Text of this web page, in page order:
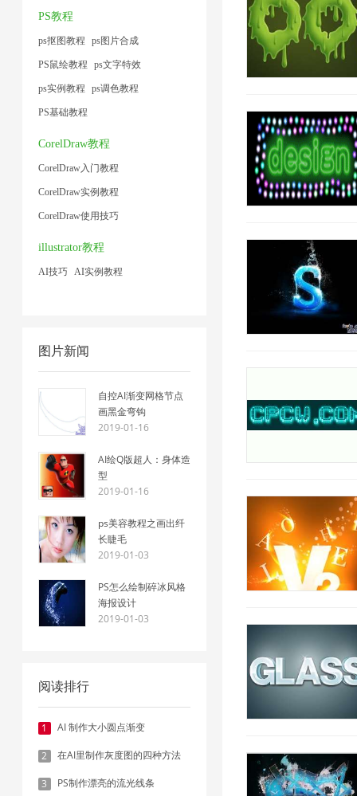
PS教程
ps抠图教程 ps图片合成
PS鼠绘教程 ps文字特效
ps实例教程 ps调色教程
PS基础教程
CorelDraw教程
CorelDraw入门教程
CorelDraw实例教程
CorelDraw使用技巧
illustrator教程
AI技巧 AI实例教程
图片新闻
自控AI渐变网格节点
画黑金弯钩
2019-01-16
AI绘Q版超人：身体造
型
2019-01-16
ps美容教程之画出纤
长睫毛
2019-01-03
PS怎么绘制碎冰风格
海报设计
2019-01-03
阅读排行
1 AI 制作大小圆点渐变
2 在AI里制作灰度图的四种方法
3 PS制作漂亮的流光线条